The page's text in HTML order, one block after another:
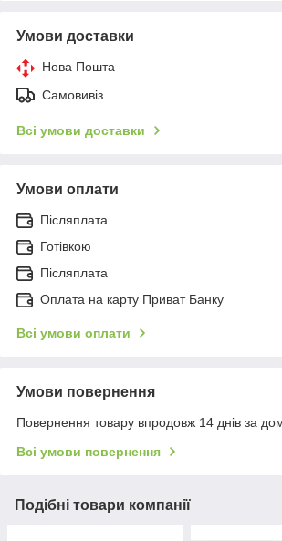
Умови доставки
Нова Пошта
Самовивіз
Всі умови доставки
Умови оплати
Післяплата
Готівкою
Післяплата
Оплата на карту Приват Банку
Всі умови оплати
Умови повернення
Повернення товару впродовж 14 днів за
Всі умови повернення
Подібні товари компанії